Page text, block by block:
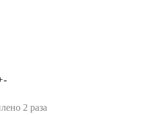
-
2 раза